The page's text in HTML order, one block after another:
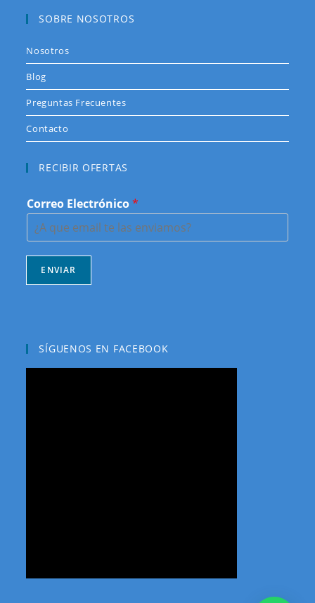
SOBRE NOSOTROS
Nosotros
Blog
Preguntas Frecuentes
Contacto
RECIBIR OFERTAS
Correo Electrónico*
ENVIAR
SÍGUENOS EN FACEBOOK